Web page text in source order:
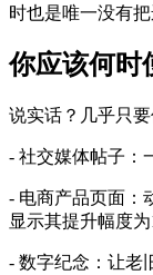
时也是唯一没有
你应该何时
说实话？几乎只要
- 社交媒体帖子：
- 电商产品页面：
显示其提升幅度为
- 数字纪念：让老